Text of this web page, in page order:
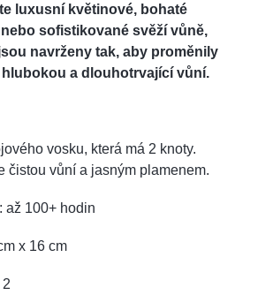
luxusní květinové, bohaté
sofistikované svěží vůně,
navrženy tak, aby proměnily
a dlouhotrvající vůní.
vosku, která má 2 knoty.
čistou vůní a jasným plamenem.
až 100+ hodin
x 16 cm